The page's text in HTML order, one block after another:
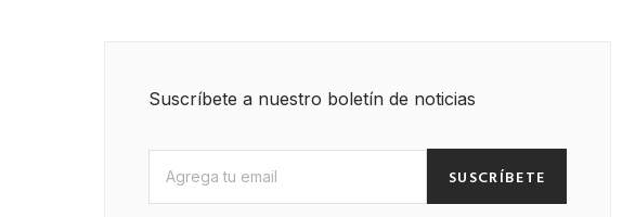
Suscríbete a nuestro boletín de noticias
SUSCRÍBETE